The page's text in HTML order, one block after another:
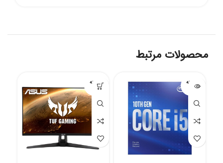
محصولات مرتبط
فروخته
شده
فروخته
شده